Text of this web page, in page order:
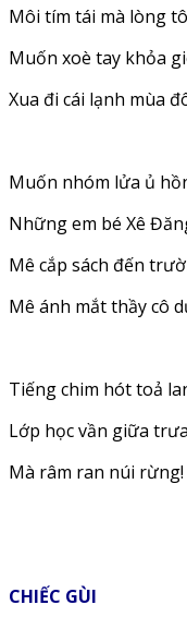
Môi tím tái mà lòng
Muốn xoè tay khỏa
Xua đi cái lạnh mùa
Muốn nhóm lửa ủ
Những em bé Xê
Mê cắp sách đến
Mê ánh mắt thầy cô
Tiếng chim hót toả
Lớp học vần giữa
Mà râm ran núi rừng!
CHIẾC GÙI